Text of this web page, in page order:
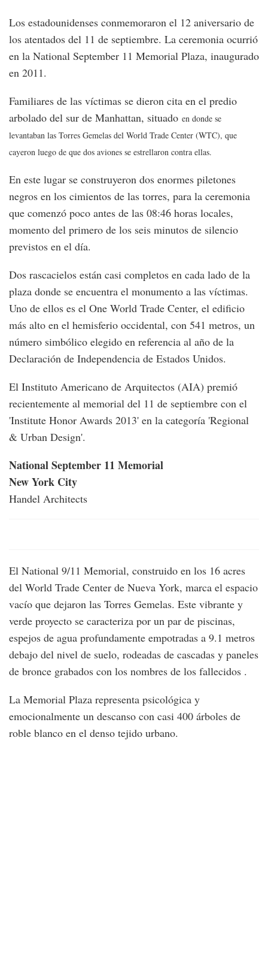
Los estadounidenses conmemoraron el 12 aniversario de
los atentados del 11 de septiembre. La ceremonia ocurrió
en la National September 11 Memorial Plaza, inaugurado
en 2011.
Familiares de las víctimas se dieron cita en el predio
arbolado del sur de Manhattan, situado en donde se
levantaban las Torres Gemelas del World Trade Center (WTC), que
cayeron luego de que dos aviones se estrellaron contra ellas.
En este lugar se construyeron dos enormes piletones
negros en los cimientos de las torres, para la ceremonia
que comenzó poco antes de las 08:46 horas locales,
momento del primero de los seis minutos de silencio
previstos en el día.
Dos rascacielos están casi completos en cada lado de la
plaza donde se encuentra el monumento a las víctimas.
Uno de ellos es el One World Trade Center, el edificio
más alto en el hemisferio occidental, con 541 metros, un
número simbólico elegido en referencia al año de la
Declaración de Independencia de Estados Unidos.
El Instituto Americano de Arquitectos (AIA) premió
recientemente al memorial del 11 de septiembre con el
'Institute Honor Awards 2013' en la categoría 'Regional
& Urban Design'.
National September 11 Memorial
New York City
Handel Architects
El National 9/11 Memorial, construido en los 16 acres
del World Trade Center de Nueva York, marca el espacio
vacío que dejaron las Torres Gemelas. Este vibrante y
verde proyecto se caracteriza por un par de piscinas,
espejos de agua profundamente empotradas a 9.1 metros
debajo del nivel de suelo, rodeadas de cascadas y paneles
de bronce grabados con los nombres de los fallecidos .
La Memorial Plaza representa psicológica y
emocionalmente un descanso con casi 400 árboles de
roble blanco en el denso tejido urbano.